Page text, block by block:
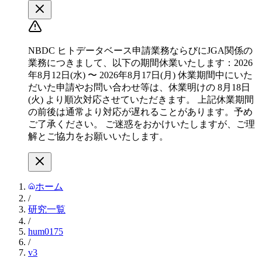
NBDC ヒトデータベース申請業務ならびにJGA関係の
業務につきまして、以下の期間休業いたします：2026
年8月12日(水) 〜 2026年8月17日(月) 休業期間中にいた
だいた申請やお問い合わせ等は、休業明けの 8月18日
(火) より順次対応させていただきます。 上記休業期間
の前後は通常より対応が遅れることがあります。予め
ご了承ください。 ご迷惑をおかけいたしますが、ご理
解とご協力をお願いいたします。
ホーム
/
研究一覧
/
hum0175
/
v3